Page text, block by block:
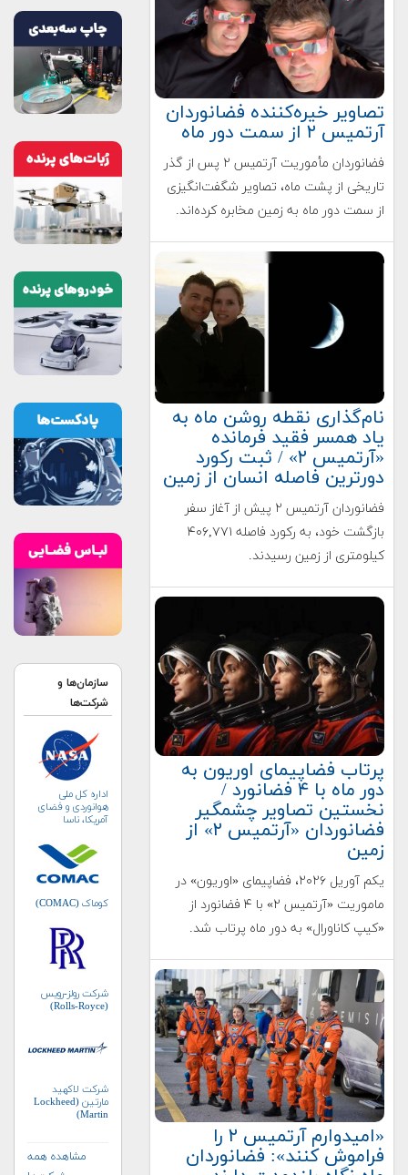
تصاویر خیره‌کننده فضانوردان
آرتمیس ۲ از سمت دور ماه
فضانوردان مأموریت آرتمیس ۲ پس از گذر
تاریخی از پشت ماه، تصاویر شگفت‌انگیزی
از سمت دور ماه به زمین مخابره کرده‌اند.
نام‌گذاری نقطه روشن ماه به
یاد همسر فقید فرمانده
«آرتمیس ۲» / ثبت رکورد
دورترین فاصله انسان از زمین
فضانوردان آرتمیس ۲ پیش از آغاز سفر
بازگشت خود، به رکورد فاصله ۴۰۶,۷۷۱
کیلومتری از زمین رسیدند.
پرتاب فضاپیمای اوریون به
دور ماه با ۴ فضانورد /
نخستین تصاویر چشمگیر
فضانوردان «آرتمیس ۲» از
زمین
یکم آوریل ۲۰۲۶، فضاپیمای «اوریون» در
ماموریت «آرتمیس ۲» با ۴ فضانورد از
«کیپ کاناورال» به دور ماه پرتاب شد.
«امیدوارم آرتمیس ۲ را
فراموش کنند»: فضانوردان
سازمان‌ها و
شرکت‌ها
اداره کل ملی
هوانوردی و فضای
آمریکا، ناسا
کوماک (COMAC)
شرکت رولز-رویس
(Rolls-Royce)
شرکت لاکهید
مارتین (Lockheed
Martin)
مشاهده همه